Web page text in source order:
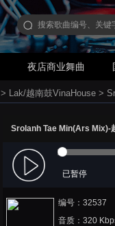
夜店商业舞曲
> Lak/越南鼓VinaHouse >
Srolanh Tae Min(Ars Mix)-
已暂停
编号：32537
音质：320